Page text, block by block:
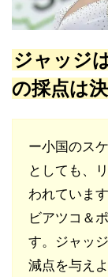
ジャッジ
の採点は
ー小国のス
としても、
われていま
ビアツコ＆
す。ジャッ
減点を与え